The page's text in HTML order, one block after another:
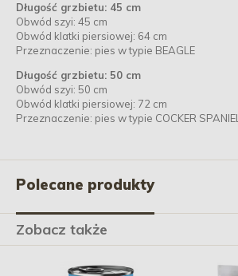
Długość grzbietu: 45 cm
Obwód szyi: 45 cm
Obwód klatki piersiowej: 64 cm
Przeznaczenie: pies w typie BEAGLE
Długość grzbietu: 50 cm
Obwód szyi: 50 cm
Obwód klatki piersiowej: 72 cm
Przeznaczenie: pies w typie COCKER SPANIEL
Polecane produkty
Zobacz także